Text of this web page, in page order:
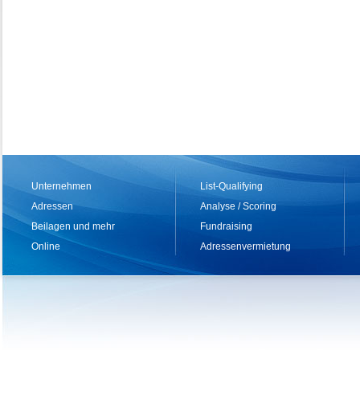
Unternehmen
Adressen
Beilagen und mehr
Online
List-Qualifying
Analyse / Scoring
Fundraising
Adressenvermietung